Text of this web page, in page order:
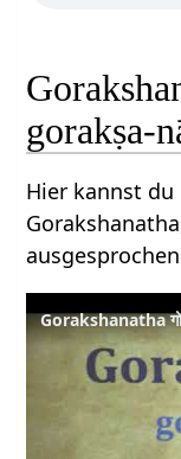
gorakṣa-
Hier kannst